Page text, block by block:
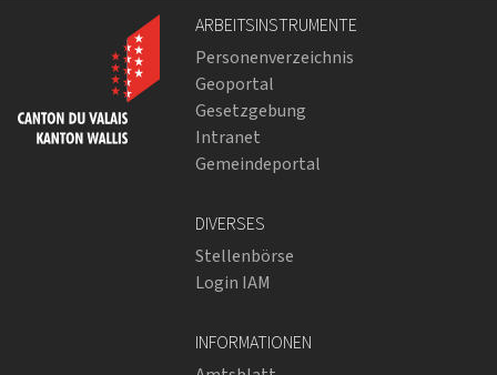
ARBEITSINSTRUMENTE
Personenverzeichnis
Geoportal
Gesetzgebung
Intranet
Gemeindeportal
DIVERSES
Stellenbörse
Login IAM
INFORMATIONEN